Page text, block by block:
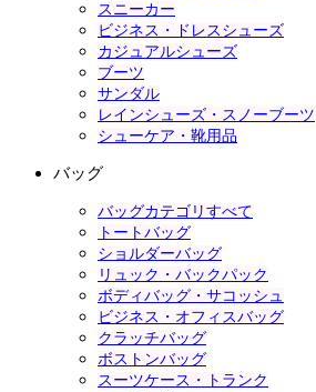
スニーカー
ビジネス・ドレスシューズ
カジュアルシューズ
ブーツ
サンダル
レインシューズ・スノーブーツ
シューケア・靴用品
バッグ
バッグカテゴリすべて
トートバッグ
ショルダーバッグ
リュック・バックパック
ボディバッグ・サコッシュ
ビジネス・オフィスバッグ
クラッチバッグ
ボストンバッグ
スーツケース・トランク